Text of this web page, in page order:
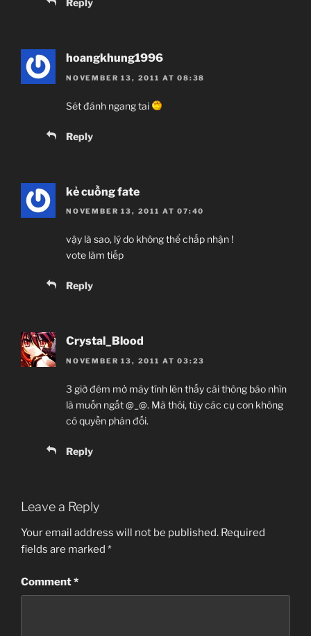
Reply
hoangkhung1996
NOVEMBER 13, 2011 AT 08:38
Sét đánh ngang tai
Reply
kẻ cuồng fate
NOVEMBER 13, 2011 AT 07:40
vậy là sao, lý do không thể chấp nhận !
vote làm tiếp
Reply
Crystal_Blood
NOVEMBER 13, 2011 AT 03:23
3 giờ đêm mở máy tính lên thấy cái thông báo nhìn
là muốn ngất @_@. Mà thôi, tùy các cụ con không
có quyền phản đối.
Reply
Leave a Reply
Your email address will not be published. Required
fields are marked *
Comment*